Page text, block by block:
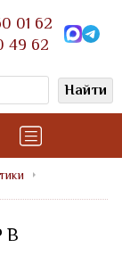
01 62
49 62
Найти
В